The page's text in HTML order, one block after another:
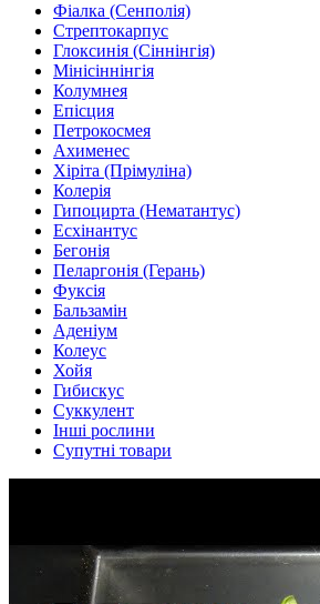
Фіалка (Сенполія)
Стрептокарпус
Глоксинія (Сіннінгія)
Мінісіннінгія
Колумнея
Епісция
Петрокосмея
Ахименес
Хіріта (Прімуліна)
Колерія
Гипоцирта (Нематантус)
Есхінантус
Бегонія
Пеларгонія (Герань)
Фуксія
Бальзамін
Аденіум
Колеус
Хойя
Гибискус
Суккулент
Інші рослини
Супутні товари